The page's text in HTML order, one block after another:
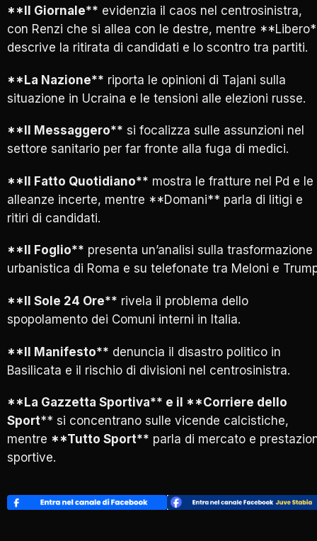
**Il Giornale** evidenzia il caos nel centrosinistra,
con Renzi che si allea con le destre, mentre
descrive la ritirata di candidati e lo scontro tra partiti.
**La Nazione** riporta le opinioni di Tajani sulla
situazione in Ucraina e le tensioni alle elezioni russe.
**Il Messaggero** si focalizza sulle assunzioni nel
settore sanitario per far fronte alla fuga di medici.
**Il Fatto Quotidiano** mostra le fratture nel Pd e le
alleanze incerte, mentre **Domani** parla di litigi e
ritiri di candidati.
**Il Foglio** presenta un’analisi sulla trasformazione
urbanistica di Roma e su telefonate tra Meloni e
**Il Sole 24 Ore** rivela il problema dello
spopolamento dei Comuni interni in Italia.
**Il Manifesto** denuncia il disastro politico in
Basilicata e il rischio di divisioni nel centrosinistra.
**La Gazzetta Sportiva** e il **Corriere dello
Sport** si concentrano sulle vicende calcistiche,
mentre **Tutto Sport** parla di mercato e
sportive.